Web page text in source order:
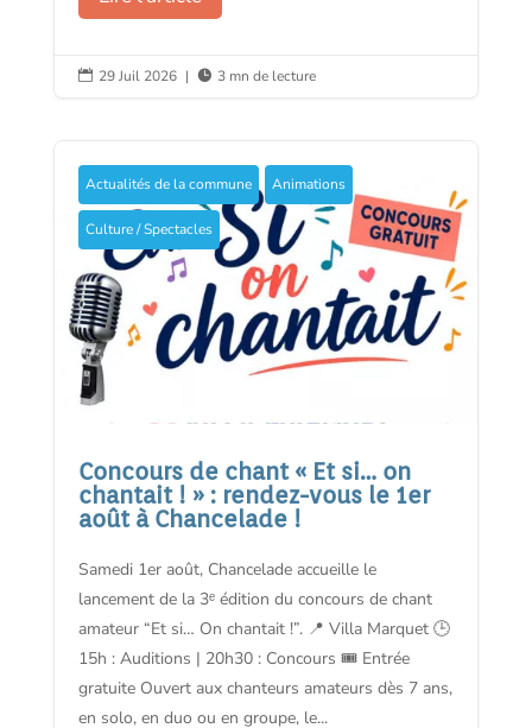
 29 Juil 2026 |  3 mn de lecture
Actualités de la commune Animations
Culture / Spectacles
Concours de chant « Et si… on
chantait ! » : rendez-vous le 1er
août à Chancelade !
Samedi 1er août, Chancelade accueille le
lancement de la 3ᵉ édition du concours de chant
amateur “Et si… On chantait !”. 📍 Villa Marquet 🕒
15h : Auditions | 20h30 : Concours 🎟️ Entrée
gratuite Ouvert aux chanteurs amateurs dès 7 ans,
en solo, en duo ou en groupe, le...